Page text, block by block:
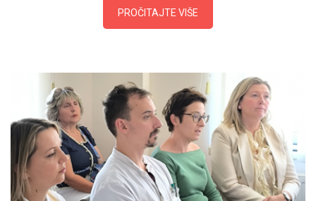
PROČITAJTE VIŠE